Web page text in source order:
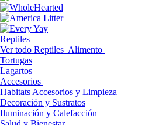
Reptiles
Ver todo Reptiles Alimento
Tortugas
Lagartos
Accesorios
Habitats Accesorios y Limpieza
Decoración y Sustratos
Iluminación y Calefacción